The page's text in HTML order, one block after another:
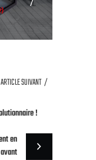
ARTICLE SUIVANT
!
en
avant